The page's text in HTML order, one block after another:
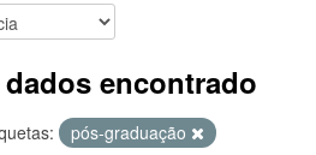
encontrado
pós-graduação